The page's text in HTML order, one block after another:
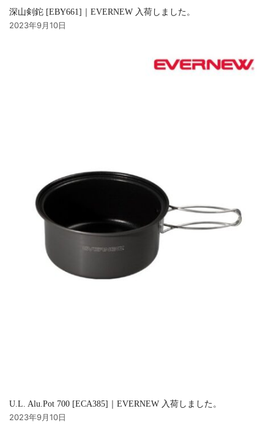
深山剣鉈 [EBY661]｜EVERNEW 入荷しました。
2023年9月10日
U.L. Alu.Pot 700 [ECA385]｜EVERNEW 入荷しました。
2023年9月10日